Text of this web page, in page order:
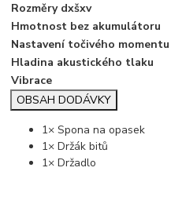
Rozměry dxšxv
Hmotnost bez akumulátoru
Nastavení točivého momentu
Hladina akustického tlaku
Vibrace
OBSAH DODÁVKY
1× Spona na opasek
1× Držák bitů
1× Držadlo